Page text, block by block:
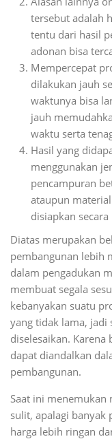
tersebut adalah
tentu dari hasil
adonan bisa
Mempercepat
dilakukan jauh
waktunya bisa
jauh
waktu serta
Hasil yang
menggunakan
pencampuran
ataupun
disiapkan secara
Diatas merupakan
pembangunan lebih
dalam pengadukan
membuat segala
kebanyakan suatu
yang tidak lama, jadi
diselesaikan.
dapat diandalkan
pembangunan.
Saat ini
sulit, apalagi banyak
harga lebih ringan